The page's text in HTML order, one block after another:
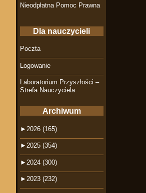
Nieodpłatna Pomoc Prawna
Dla nauczycieli
Poczta
Logowanie
Laboratorium Przyszłości –
Strefa Nauczyciela
Archiwum
► 2026 (165)
► 2025 (354)
► 2024 (300)
► 2023 (232)